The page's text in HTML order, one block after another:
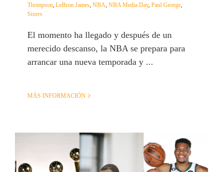
Thompson LeBron James NBA NBA Media Day, Paul George
Sixers
El momento ha llegado y después de un
merecido descanso, la NBA se prepara para
arrancar una nueva temporada y ...
MÁS INFORMACIÓN